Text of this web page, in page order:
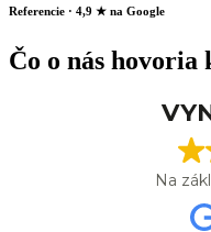
Referencie · 4,9 ★ na Google
Čo o nás hovoria
Na